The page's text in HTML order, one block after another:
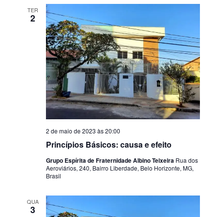
TER
2
Princípios Básicos: causa e efeito
2 de maio de 2023 às 20:00
Grupo Espírita de Fraternidade Albino Teixeira Rua dos
Aeroviários, 240, Bairro Liberdade, Belo Horizonte, MG,
Brasil
QUA
3